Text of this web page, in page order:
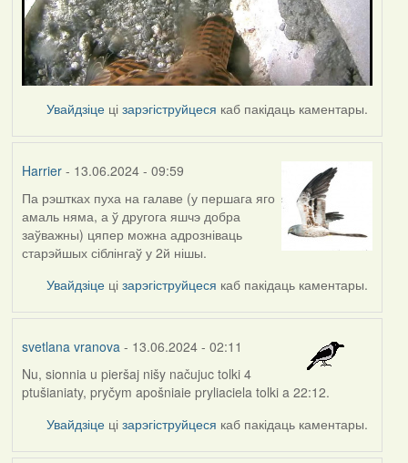
Увайдзіце цізарэгіструйцеся каб пакідаць каментары.
Harrier- 13.06.2024 - 09:59
Па рэштках пуха на галаве (у першага яго
амаль няма, а ў другога яшчэ добра
заўважны) цяпер можна адрозніваць
старэйшых сіблінгаў у 2й нішы.
Увайдзіце цізарэгіструйцеся каб пакідаць каментары.
svetlana vranova- 13.06.2024 - 02:11
Nu, sionnia u pieršaj nišy načujuc tolki 4
ptušianiaty, pryčym apošniaie pryliaciela tolki a 22:12.
Увайдзіце цізарэгіструйцеся каб пакідаць каментары.